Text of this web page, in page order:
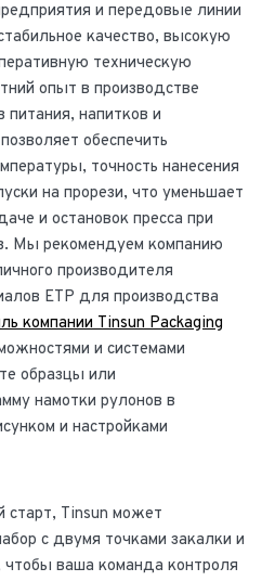
и передовые линии
качество, высокую
техническую
опыт в производстве
напитков и
обеспечить
точность нанесения
на прорези, что уменьшает
и остановок пресса при
Мы рекомендуем компанию
производителя
ETP для производства
компании Tinsun Packaging
и системами
образцы или
намотки рулонов в
и настройками
старт, Tinsun может
с двумя точками закалки и
ваша команда контроля